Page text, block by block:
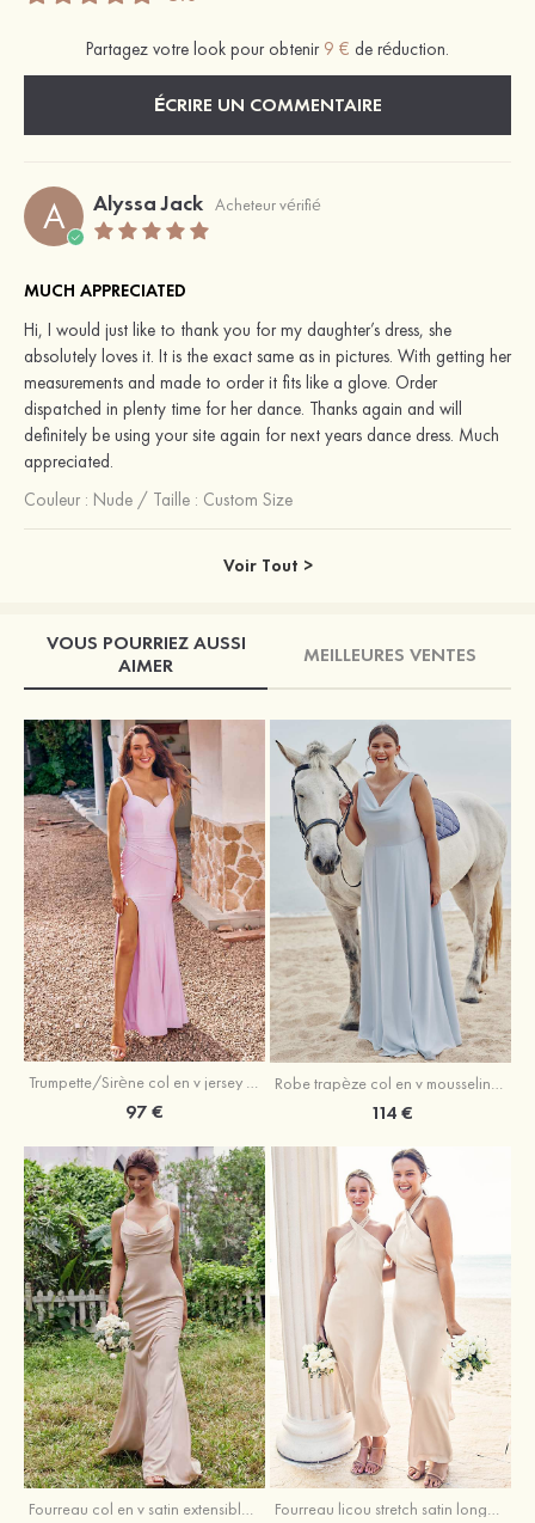
Partagez votre look pour obtenir 9 € de réduction.
ÉCRIRE UN COMMENTAIRE
A Alyssa Jack Acheteur vérifié
MUCH APPRECIATED
Hi, I would just like to thank you for my daughter’s dress, she
absolutely loves it. It is the exact same as in pictures. With getting her
measurements and made to order it fits like a glove. Order
dispatched in plenty time for her dance. Thanks again and will
definitely be using your site again for next years dance dress. Much
appreciated.
Couleur : Nude / Taille : Custom Size
Voir Tout >
VOUS POURRIEZ AUSSI
AIMER
MEILLEURES VENTES
Trumpette/Sirène col en v jersey ras du sol robe de demoiselle d'honneur
97 € 114 €
Fourreau col en v satin extensible ras du sol robe de demoiselle d'honneur Fourreau licou stretch satin longueur cheville robe de demoiselle d'honneur